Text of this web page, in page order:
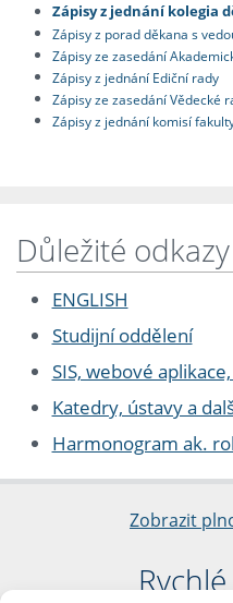
Zápisy z jednání kolegia
Zápisy z porad děkana s
Zápisy ze zasedání
Zápisy z jednání Ediční rady
Zápisy ze zasedání Vědecké
Zápisy z jednání komisí
Důležité odkazy
ENGLISH
Studijní oddělení
SIS, webové
Katedry, ústavy a
Harmonogram ak.
Zobrazit